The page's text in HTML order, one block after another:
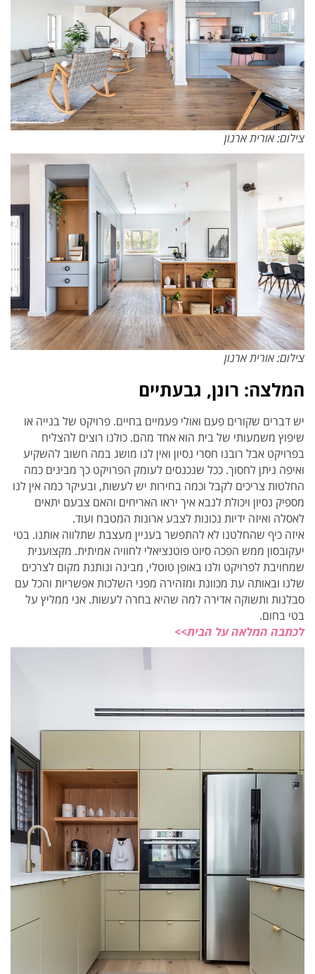
צילום: אורית ארנון
צילום: אורית ארנון
המלצה: רונן, גבעתיים
יש דברים שקורים פעם ואולי פעמיים בחיים. פרויקט של בנייה או
שיפוץ משמעותי של בית הוא אחד מהם. כולנו רוצים להצליח
בפרויקט אבל רובנו חסרי נסיון ואין לנו מושג במה חשוב להשקיע
ואיפה ניתן לחסוך. ככל שנכנסים לעומק הפרויקט כך מבינים כמה
החלטות צריכים לקבל וכמה בחירות יש לעשות, ובעיקר כמה אין לנו
מספיק נסיון ויכולת לנבא איך יראו האריחים והאם צבעם יתאים
לאסלה ואיזה ידיות נכונות לצבע ארונות המטבח ועוד.
איזה כיף שהחלטנו לא להתפשר בעניין מעצבת שתלווה אותנו. בטי
יעקובסון ממש הפכה סיוט פוטנציאלי לחוויה אמיתית. מקצוענית
שמחויבת לפרויקט ולנו באופן טוטלי, מבינה ונותנת מקום לצרכים
שלנו ובאותה עת מכוונת ומזהירה מפני השלכות אפשריות והכל עם
סבלנות ותשוקה אדירה למה שהיא בחרה לעשות. אני ממליץ על
בטי בחום.
לכתבה המלאה על הבית>>